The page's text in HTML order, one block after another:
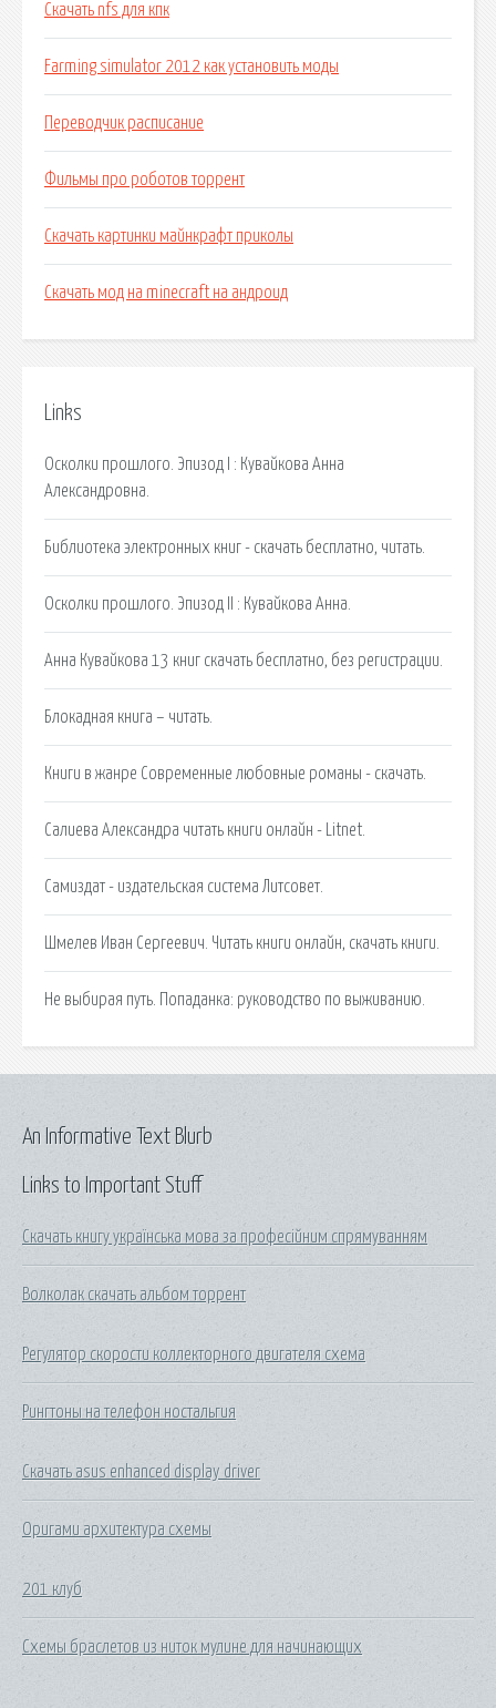
Скачать nfs для кпк
Farming simulator 2012 как установить моды
Переводчик расписание
Фильмы про роботов торрент
Скачать картинки майнкрафт приколы
Скачать мод на minecraft на андроид
Links
Осколки прошлого. Эпизод I : Кувайкова Анна
Александровна.
Библиотека электронных книг - скачать бесплатно, читать.
Осколки прошлого. Эпизод II : Кувайкова Анна.
Анна Кувайкова 13 книг скачать бесплатно, без регистрации.
Блокадная книга – читать.
Книги в жанре Современные любовные романы - скачать.
Салиева Александра читать книги онлайн - Litnet.
Самиздат - издательская система Литсовет.
Шмелев Иван Сергеевич. Читать книги онлайн, скачать книги.
Не выбирая путь. Попаданка: руководство по выживанию.
Links to Important Stuff
Скачать книгу українська мова за професійним спрямуванням
Волколак скачать альбом торрент
Регулятор скорости коллекторного двигателя схема
Рингтоны на телефон ностальгия
Скачать asus enhanced display driver
Оригами архитектура схемы
201 клуб
Схемы браслетов из ниток мулине для начинающих
An Informative Text Blurb